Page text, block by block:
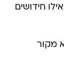
חידושים
מקור